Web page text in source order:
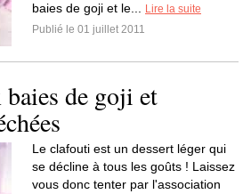
baies de goji et le...
Lire la suite
Publié le 01 juillet 2011
de goji et
Le clafouti est un dessert léger qui
se décline à tous les goûts ! Laissez
vous donc tenter par l'association